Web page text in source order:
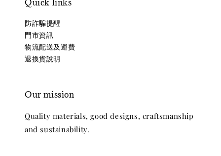
Quick links
防詐騙提醒
門市資訊
物流配送及運費
退換貨說明
Our mission
Quality materials, good designs, craftsmanship
and sustainability.